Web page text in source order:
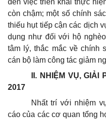
đến việc triển khai thực
còn chậm; một số chính
thiếu hụt tiếp cận các dịch
dụng như đối với hộ
tâm lý, thắc mắc về chính
cán bộ làm công tác giảm
II. NHIỆM VỤ, GIẢI
2017
Nhất trí với nhiệm
cáo của các cơ quan tổng